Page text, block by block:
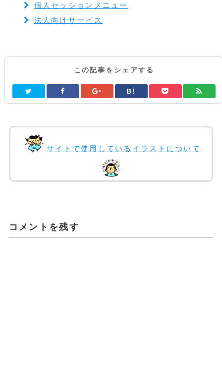
個人セッションメニュー
法人向けサービス
この記事をシェアする
B!
サイトで使用しているイラストについて
コメントを残す